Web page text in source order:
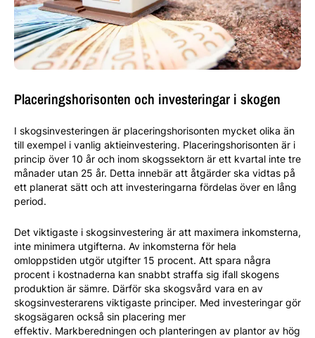
Placeringshorisonten och investeringar i skogen
I skogsinvesteringen är placeringshorisonten mycket olika än
till exempel i vanlig aktieinvestering. Placeringshorisonten är i
princip över 10 år och inom skogssektorn är ett kvartal inte tre
månader utan 25 år. Detta innebär att åtgärder ska vidtas på
ett planerat sätt och att investeringarna fördelas över en lång
period.
Det viktigaste i skogsinvestering är att maximera inkomsterna,
inte minimera utgifterna. Av inkomsterna för hela
omloppstiden utgör utgifter 15 procent. Att spara några
procent i kostnaderna kan snabbt straffa sig ifall skogens
produktion är sämre. Därför ska skogsvård vara en av
skogsinvesterarens viktigaste principer. Med investeringar gör
skogsägaren också sin placering mer
effektiv. Markberedningen och planteringen av plantor av hög